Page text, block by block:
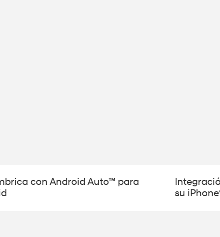
con Android Auto™ para
su